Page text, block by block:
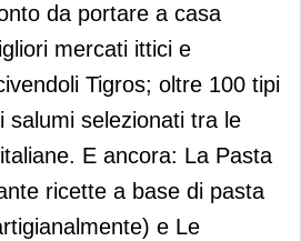
da portare a casa
mercati ittici e
Tigros; oltre 100 tipi
salumi selezionati tra le
E ancora: La Pasta
ricette a base di pasta
e Le